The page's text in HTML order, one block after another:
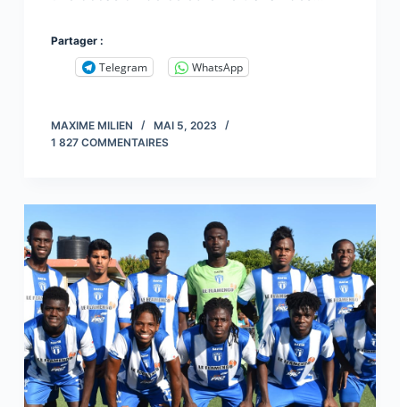
Partager :
Telegram WhatsApp
MAXIME MILIEN
MAI 5, 2023
1 827 COMMENTAIRES